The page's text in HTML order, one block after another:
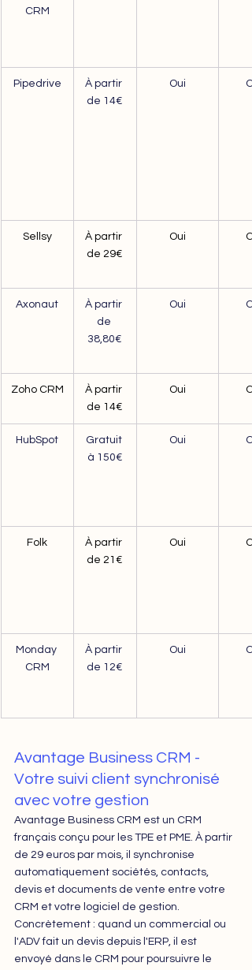
CRM
Pipedrive
À partir
de 14€
Oui
Sellsy
À partir
de 29€
Oui
Axonaut
À partir
de
38,80€
Oui
Zoho CRM
À partir
de 14€
Oui
HubSpot
Gratuit
à 150€
Oui
Folk
À partir
de 21€
Oui
Monday
CRM
À partir
de 12€
Oui
Avantage Business CRM -
Votre suivi client synchronisé
avec votre gestion
Avantage Business CRM est un CRM
français conçu pour les TPE et PME. À partir
de 29 euros par mois, il synchronise
automatiquement sociétés, contacts,
devis et documents de vente entre votre
CRM et votre logiciel de gestion.
Concrètement : quand un commercial ou
l'ADV fait un devis depuis l'ERP, il est
envoyé dans le CRM pour poursuivre le